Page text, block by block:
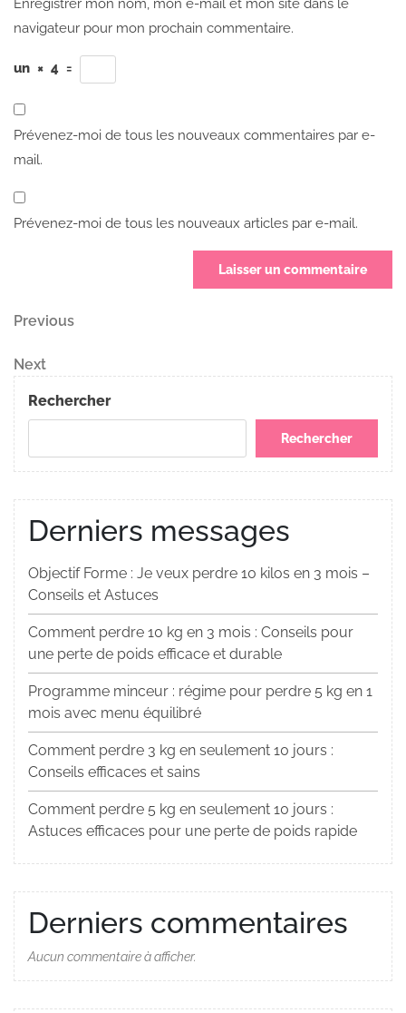
Enregistrer mon nom, mon e-mail et mon site dans le
navigateur pour mon prochain commentaire.
un × 4 =
Prévenez-moi de tous les nouveaux commentaires par e-
mail.
Prévenez-moi de tous les nouveaux articles par e-mail.
Navigation
de
l’article
Previous
Previous
Next
Post
Next
Rechercher
Rechercher
Derniers messages
Objectif Forme : Je veux perdre 10 kilos en 3 mois –
Conseils et Astuces
Comment perdre 10 kg en 3 mois : Conseils pour
une perte de poids efficace et durable
Programme minceur : régime pour perdre 5 kg en 1
mois avec menu équilibré
Comment perdre 3 kg en seulement 10 jours :
Conseils efficaces et sains
Comment perdre 5 kg en seulement 10 jours :
Astuces efficaces pour une perte de poids rapide
Derniers commentaires
Aucun commentaire à afficher.